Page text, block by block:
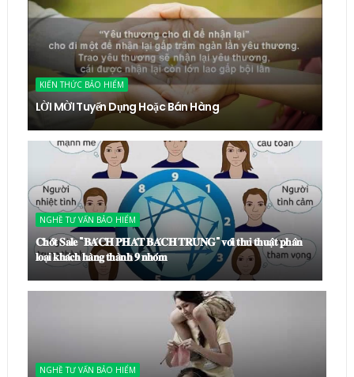
KIẾN THỨC BẢO HIỂM
LỜI MỜI Tuyển Dụng Hoặc Bán Hàng
NGHỀ TƯ VẤN BẢO HIỂM
𝐂𝐡𝐨̂́𝐭 𝐒𝐚𝐥𝐞 "𝐁𝐀́𝐂𝐇 𝐏𝐇𝐀́𝐓 𝐁𝐀́𝐂𝐇 𝐓𝐑𝐔́𝐍𝐆" 𝐯𝐨̛́𝐢 𝐭𝐡𝐮̉ 𝐭𝐡𝐮𝐚̣̂𝐭 𝐩𝐡𝐚̂𝐧
𝐥𝐨𝐚̣𝐢 𝐤𝐡𝐚́𝐜𝐡 𝐡𝐚̀𝐧𝐠 𝐭𝐡𝐚̀𝐧𝐡 𝟗 𝐧𝐡𝐨́𝐦
NGHỀ TƯ VẤN BẢO HIỂM